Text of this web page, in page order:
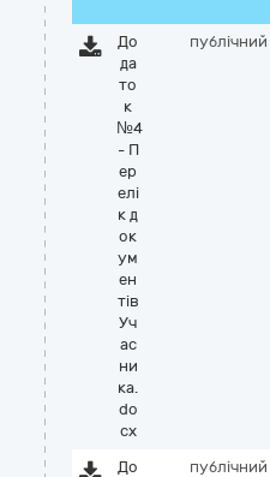
До
да
то
к
№4
- П
ер
елі
к д
ок
ум
ен
тів
Уч
ас
ни
ка.
do
cx
публічний
До
публічний